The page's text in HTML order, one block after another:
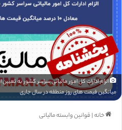
میانگین قیمت های روز منطقه در سال جاری
خانه|قوانین وابسته مالیاتی